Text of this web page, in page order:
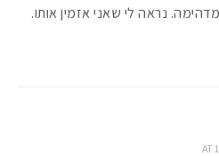
נראה לי שאני אזמין אותו.